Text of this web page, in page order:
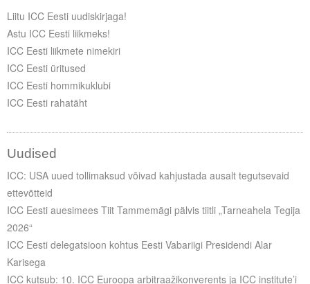
Liitu ICC Eesti uudiskirjaga!
Astu ICC Eesti liikmeks!
ICC Eesti liikmete nimekiri
ICC Eesti üritused
ICC Eesti hommikuklubi
ICC Eesti rahatäht
Uudised
ICC: USA uued tollimaksud võivad kahjustada ausalt tegutsevaid
ettevõtteid
ICC Eesti auesimees Tiit Tammemägi pälvis tiitli „Tarneahela Tegija
2026“
ICC Eesti delegatsioon kohtus Eesti Vabariigi Presidendi Alar
Karisega
ICC kutsub: 10. ICC Euroopa arbitraažikonverents ja ICC institute’i